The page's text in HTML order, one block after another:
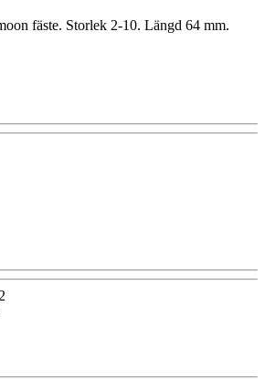
fäste. Storlek 2-10. Längd 64 mm.